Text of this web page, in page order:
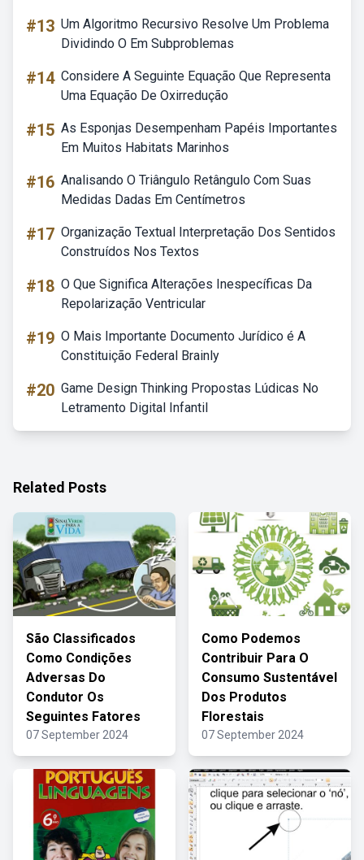
#13 Um Algoritmo Recursivo Resolve Um Problema
Dividindo O Em Subproblemas
#14 Considere A Seguinte Equação Que Representa
Uma Equação De Oxirredução
#15 As Esponjas Desempenham Papéis Importantes
Em Muitos Habitats Marinhos
#16 Analisando O Triângulo Retângulo Com Suas
Medidas Dadas Em Centímetros
#17 Organização Textual Interpretação Dos Sentidos
Construídos Nos Textos
#18 O Que Significa Alterações Inespecíficas Da
Repolarização Ventricular
#19 O Mais Importante Documento Jurídico é A
Constituição Federal Brainly
#20 Game Design Thinking Propostas Lúdicas No
Letramento Digital Infantil
Related Posts
São Classificados
Como Condições
Adversas Do
Condutor Os
Seguintes Fatores
07 September 2024
Como Podemos
Contribuir Para O
Consumo Sustentável
Dos Produtos
Florestais
07 September 2024